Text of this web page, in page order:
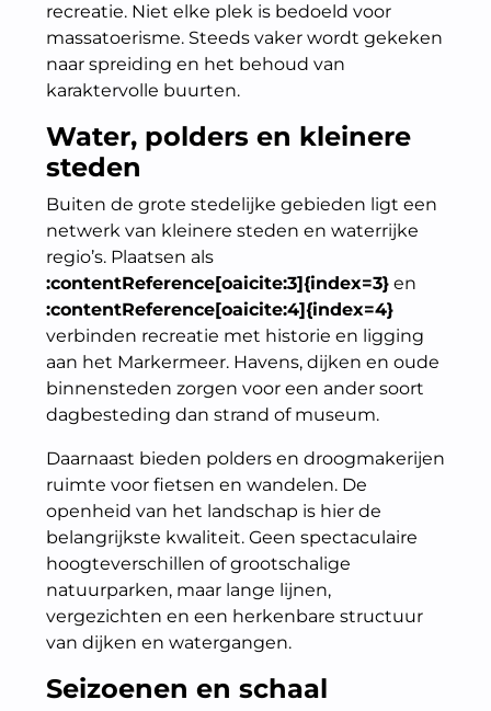
recreatie. Niet elke plek is bedoeld voor
massatoerisme. Steeds vaker wordt gekeken
naar spreiding en het behoud van
karaktervolle buurten.
Water, polders en kleinere
steden
Buiten de grote stedelijke gebieden ligt een
netwerk van kleinere steden en waterrijke
regio’s. Plaatsen als
:contentReference[oaicite:3]{index=3} en
:contentReference[oaicite:4]{index=4}
verbinden recreatie met historie en ligging
aan het Markermeer. Havens, dijken en oude
binnensteden zorgen voor een ander soort
dagbesteding dan strand of museum.
Daarnaast bieden polders en droogmakerijen
ruimte voor fietsen en wandelen. De
openheid van het landschap is hier de
belangrijkste kwaliteit. Geen spectaculaire
hoogteverschillen of grootschalige
natuurparken, maar lange lijnen,
vergezichten en een herkenbare structuur
van dijken en watergangen.
Seizoenen en schaal